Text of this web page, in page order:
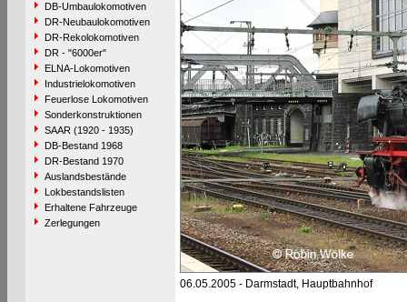
DB-Umbaulokomotiven
DR-Neubaulokomotiven
DR-Rekolokomotiven
DR - "6000er"
ELNA-Lokomotiven
Industrielokomotiven
Feuerlose Lokomotiven
Sonderkonstruktionen
SAAR (1920 - 1935)
DB-Bestand 1968
DR-Bestand 1970
Auslandsbestände
Lokbestandslisten
Erhaltene Fahrzeuge
Zerlegungen
06.05.2005 - Darmstadt, Hauptbahnhof